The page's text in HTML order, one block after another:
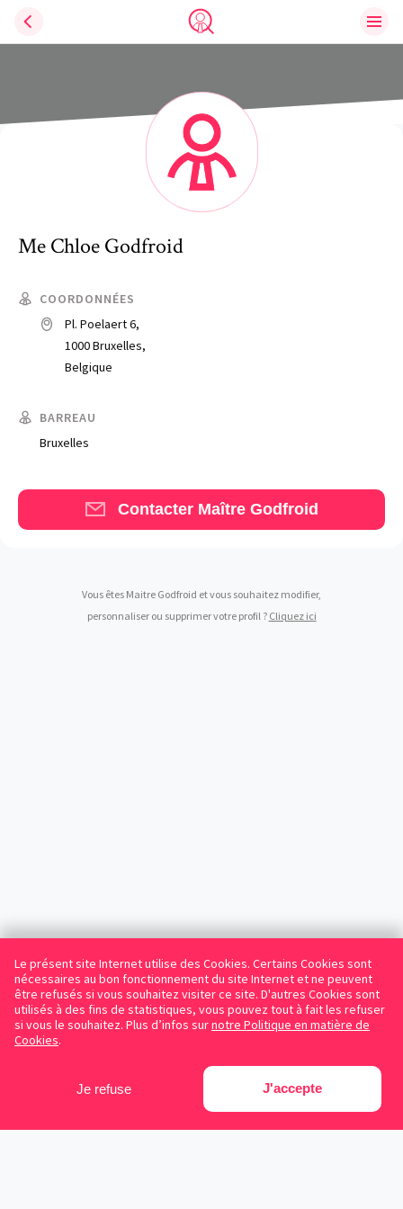
Trouve un avocat
Trouve un avocat
Comment nous vous aidons
Qui sommes-nous
Le présent site Internet utilise des Cookies. Certains Cookies sont
nécessaires au bon fonctionnement du site Internet et ne peuvent
être refusés si vous souhaitez visiter ce site. D'autres Cookies sont
utilisés à des fins de statistiques, vous pouvez tout à fait les refuser
si vous le souhaitez. Plus d’infos surnotre Politique en matière de
Cookies.
Je refuse J'accepte
MeChloeGodfroid
COORDONNÉES
Pl. Poelaert 6,
1000 Bruxelles,
Belgique
BARREAU
Bruxelles
Contacter Maître Godfroid
Vous êtes Maitre Godfroid et vous souhaitez modifier,
personnaliser ou supprimer votre profil ? Cliquez ici